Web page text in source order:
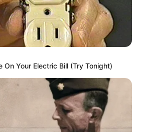
On Your Electric Bill (Try Tonight)